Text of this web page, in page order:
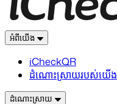
អំពីយើង
iCheckQR
ដំណោះស្រាយរបស់យើង
ដំណោះស្រាយ